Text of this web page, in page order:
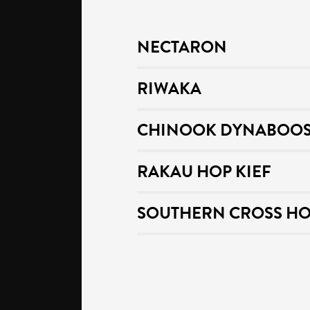
NECTARON
RIWAKA
CHINOOK
RAKAU HOP KIEF
SOUTHERN CROSS